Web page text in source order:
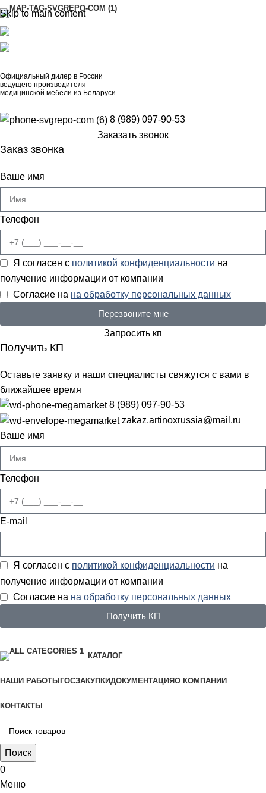
Skip to main content
Официальный дилер в России
ведущего производителя
медицинской мебели из Беларуси
8 (989) 097-90-53
Заказать звонок
Заказ звонка
Ваше имя
Телефон
Я согласен с политикой конфиденциальности на
получение информации от компании
Согласие на на обработку персональных данных
Перезвоните мне
Запросить кп
Получить КП
Оставьте заявку и наши специалисты свяжутся с вами в
ближайшее время
8 (989) 097-90-53
zakaz.artinoxrussia@mail.ru
Ваше имя
Телефон
E-mail
Я согласен с политикой конфиденциальности на
получение информации от компании
Согласие на на обработку персональных данных
Получить КП
КАТАЛОГ
НАШИ РАБОТЫ ГОСЗАКУПКИДОКУМЕНТАЦИЯО КОМПАНИИ
КОНТАКТЫ
Поиск
0
Меню